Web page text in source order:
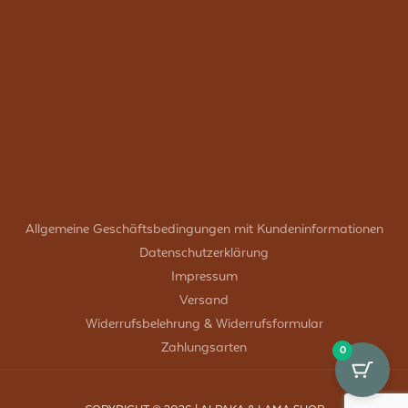
Allgemeine Geschäftsbedingungen mit Kundeninformationen
Datenschutzerklärung
Impressum
Versand
Widerrufsbelehrung & Widerrufsformular
Zahlungsarten
0